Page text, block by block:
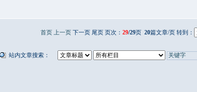
首页 上一页 下一页 尾页 页次： 29/29页 20篇文章/页 转到：
站内文章搜索：